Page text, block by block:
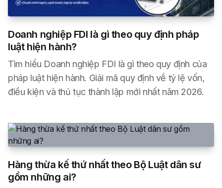
Doanh nghiệp FDI là gì theo quy định pháp
luật hiện hành?
Tìm hiểu Doanh nghiệp FDI là gì theo quy định của
pháp luật hiện hành. Giải mã quy định về tỷ lệ vốn,
điều kiện và thủ tục thành lập mới nhất năm 2026.
Hàng thừa kế thứ nhất theo Bộ Luật dân sư
gồm những ai?